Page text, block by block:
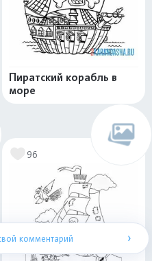
Пиратский корабль в
море
96
комментарий ›